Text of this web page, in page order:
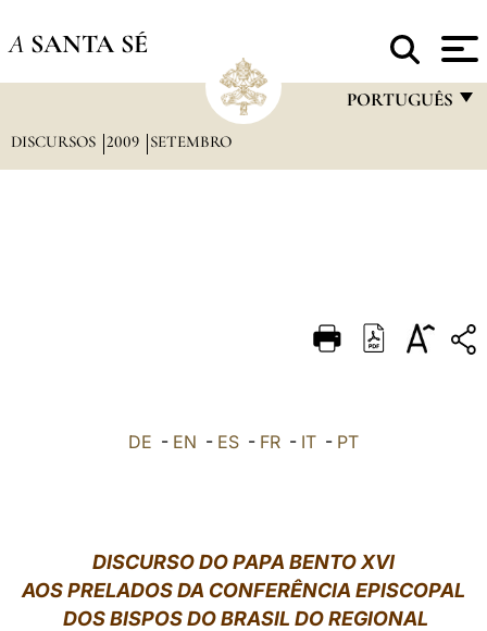
A SANTA SÉ
PORTUGUÊS
DEUTSCH
العربيّة
DISCURSOS 2009 SETEMBRO
DE - EN - ES - FR - IT - PT
DISCURSO DO PAPA BENTO XVI
AOS PRELADOS DA CONFERÊNCIA EPISCOPAL
DOS BISPOS DO BRASIL DO REGIONAL